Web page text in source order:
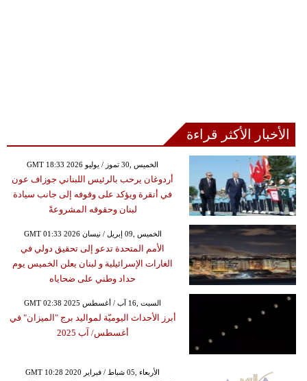
الأخبار الأكثر قراءة
GMT 18:33 2026 الخميس ,30 تموز / يوليو
أردوغان يرحب بالرئيس اللبناني جوزاف عون
في أنقرة ويؤكد على وقوفه إلى جانب سيادة
لبنان وحقوقه المشروعةً
GMT 01:33 2026 الخميس ,09 إبريل / نيسان
الأمم المتحدة تدعو إلى تحقيق دولي في
الغارات الإسرائيلية و لبنان يعلن الخميس يوم
حداد وطني على ضحاياه
GMT 02:38 2025 السبت ,16 آب / أغسطس
أبرز الأحداث اليوميّة لمواليد برج "الميزان" في
أغسطس/ آب 2025
GMT 10:28 2020 الأربعاء ,05 شباط / فبراير